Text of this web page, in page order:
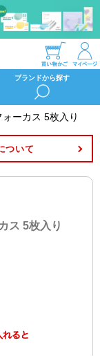
ブランドから探す
ーカス 5枚入り
ついて
ス 5枚入り